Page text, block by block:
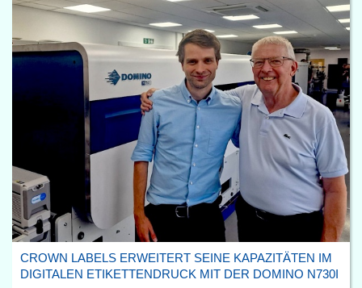
CROWN LABELS ERWEITERT SEINE KAPAZITÄTEN IM
DIGITALEN ETIKETTENDRUCK MIT DER DOMINO N730I